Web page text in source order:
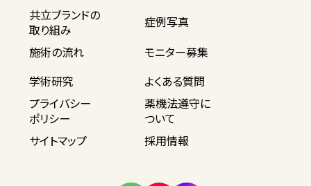
共立ブランドの
取り組み
症例写真
施術の流れ
モニター募集
学術研究
よくある質問
プライバシー
ポリシー
薬機法遵守に
ついて
サイトマップ
採用情報